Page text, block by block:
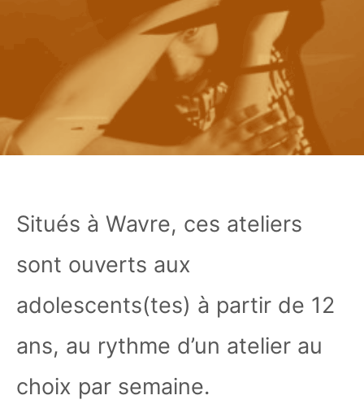
Situés à Wavre, ces ateliers
sont ouverts aux
adolescents(tes) à partir de 12
ans, au rythme d’un atelier au
choix par semaine.